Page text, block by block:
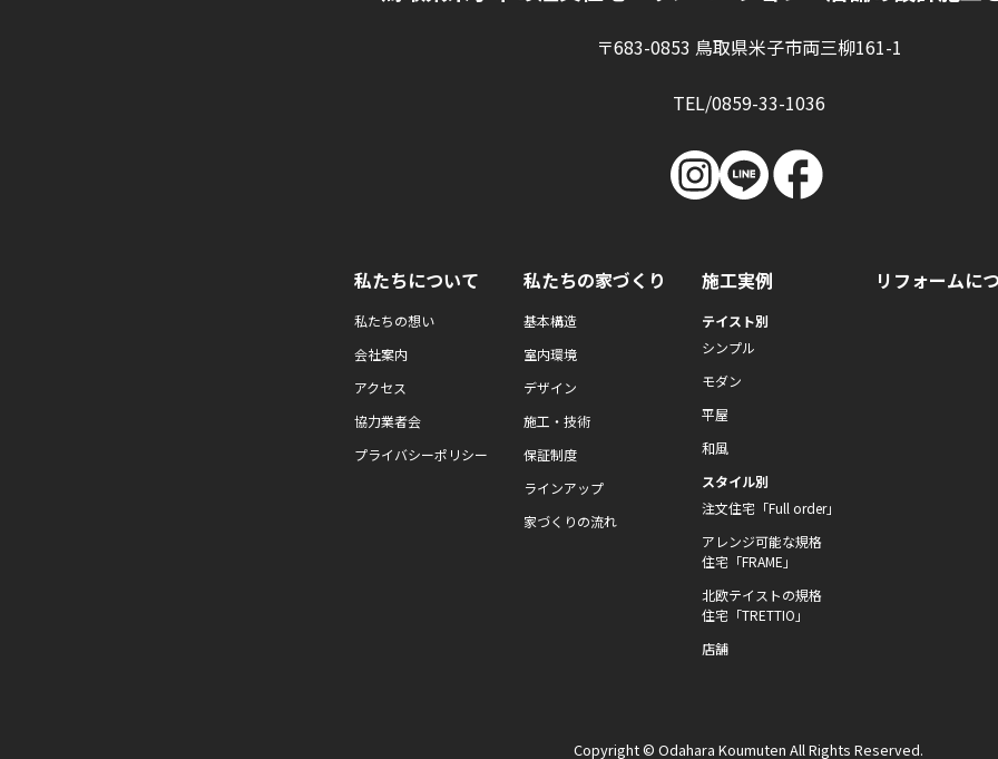
〒683-0853 鳥取県米子市両三柳161-1
TEL/0859-33-1036
私たちについて
私たちの想い
会社案内
アクセス
協力業者会
プライバシーポリシー
私たちの家づくり
基本構造
室内環境
デザイン
施工・技術
保証制度
ラインアップ
家づくりの流れ
施工実例
テイスト別
シンプル
モダン
平屋
和風
スタイル別
注文住宅「Full order」
アレンジ可能な規格
住宅「FRAME」
北欧テイストの規格
住宅「TRETTIO」
店舗
リフォームに
Copyright © Odahara Koumuten All Rights Reserved.